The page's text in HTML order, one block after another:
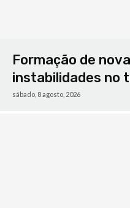
Formação de
instabilidades no
sábado, 8 agosto, 2026